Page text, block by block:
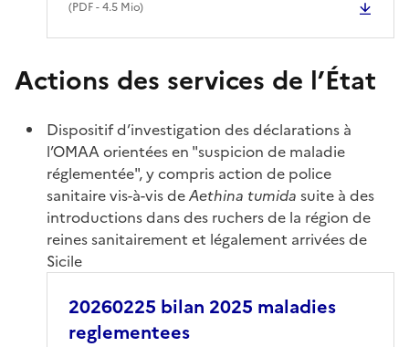
(PDF- 4.5 Mio)
Actions des services de l’État
Dispositif d’investigation des déclarations à
l’OMAA orientées en "suspicion de maladie
réglementée", y compris action de police
sanitaire vis-à-vis deAethina tumida suite à des
introductions dans des ruchers de la région de
reines sanitairement et légalement arrivées de
Sicile
20260225 bilan 2025 maladies
reglementees